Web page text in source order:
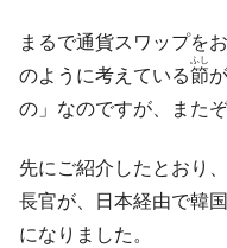
『Money1』
韓国･警
国の過剰生産が世界を
『Money1』
韓国製造
種は全般的「不調」⇒
まるで通貨スワップを
のように考えている節
ふし
の」なのですが、また
先にご紹介したとおり
長官が、日本経由で韓
になりました。